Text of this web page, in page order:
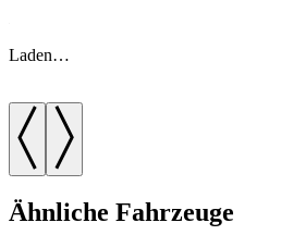
Laden…
Ähnliche Fahrzeuge